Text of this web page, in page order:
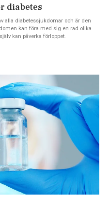
diabetes
alla diabetessjukdomar och är den
kan föra med sig en rad olika
kan påverka förloppet.